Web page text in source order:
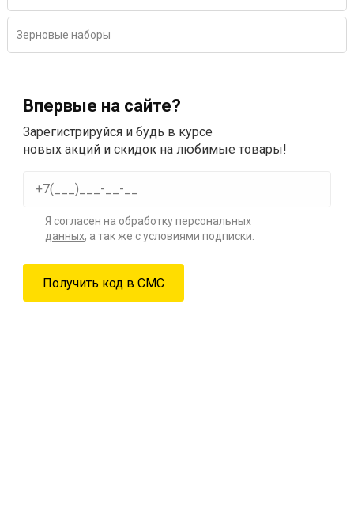
Зерновые наборы
Впервые на сайте?
Зарегистрируйся и будь в курсе
новых акций и скидок на любимые товары!
Я согласен на обработку персональных
данных, а так же с условиями подписки.